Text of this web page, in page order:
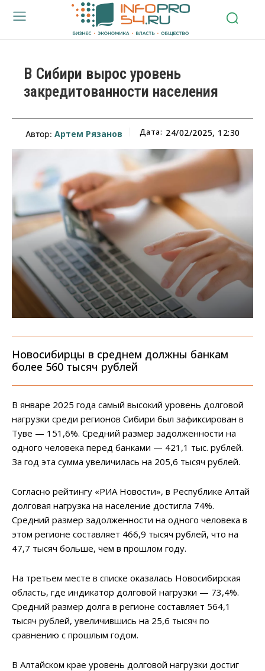
В Сибири вырос уровень
закредитованности населения
Автор: Артем Рязанов Дата: 24/02/2025, 12:30
Новосибирцы в среднем должны банкам
более 560 тысяч рублей
В январе 2025 года самый высокий уровень долговой
нагрузки среди регионов Сибири был зафиксирован в
Туве — 151,6%. Средний размер задолженности на
одного человека перед банками — 421,1 тыс. рублей.
За год эта сумма увеличилась на 205,6 тысяч рублей.
Согласно рейтингу «РИА Новости», в Республике Алтай
долговая нагрузка на население достигла 74%.
Средний размер задолженности на одного человека в
этом регионе составляет 466,9 тысяч рублей, что на
47,7 тысяч больше, чем в прошлом году.
На третьем месте в списке оказалась Новосибирская
область, где индикатор долговой нагрузки — 73,4%.
Средний размер долга в регионе составляет 564,1
тысяч рублей, увеличившись на 25,6 тысяч по
сравнению с прошлым годом.
В Алтайском крае уровень долговой нагрузки достиг